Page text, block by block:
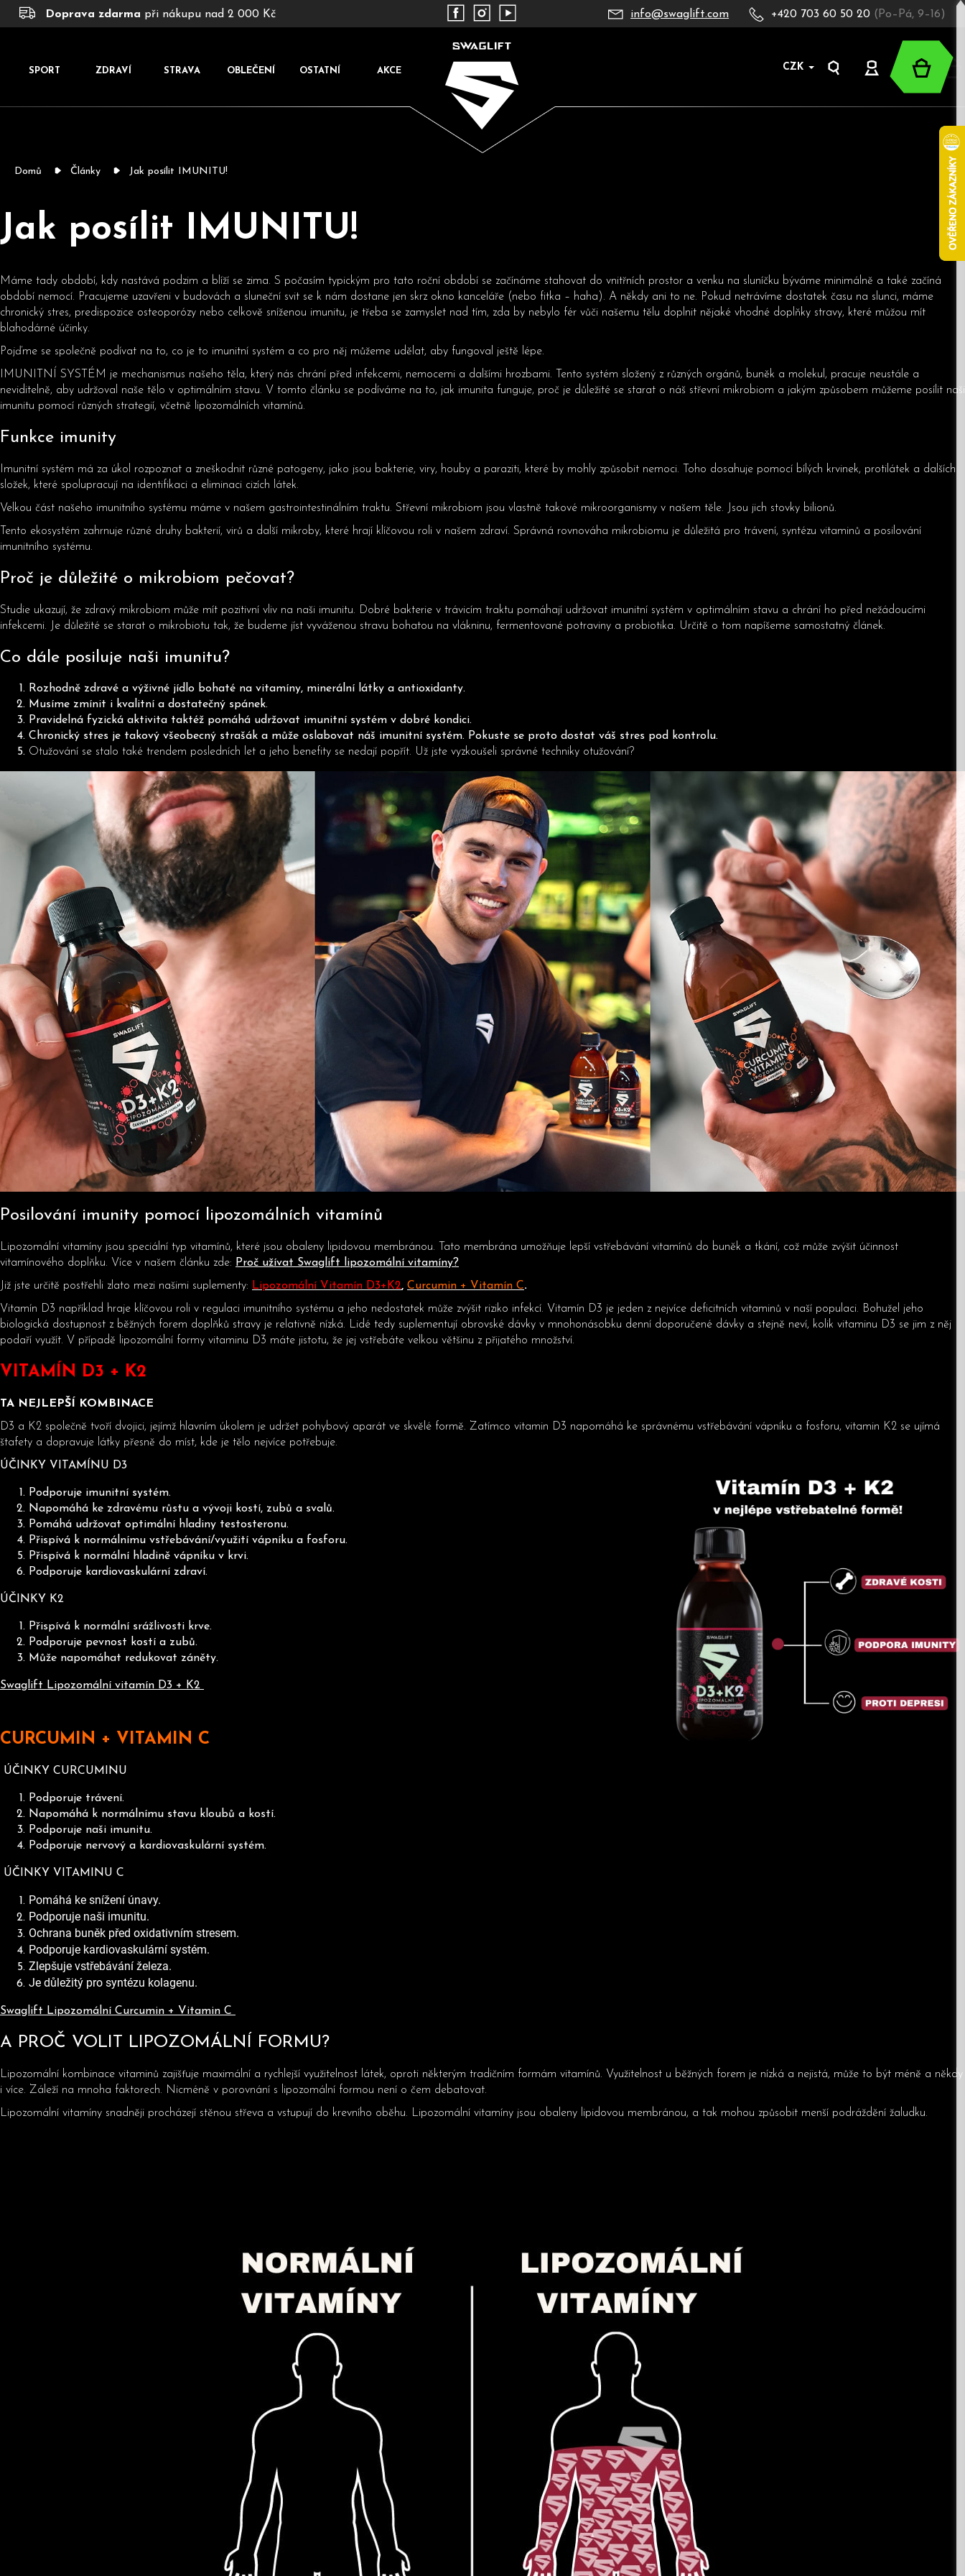
Přejít
Doprava zdarma při nákupu nad 2 000 Kč info@swaglift.com +420 703 60 50 20 (Po–Pá, 9–16)
SPORT ZDRAVÍ STRAVA OBLEČENÍ OSTATNÍ AKCE CZK
Hledat
Přihlášení
košík
Domů Články Jak posílit IMUNITU!
Jak posílit IMUNITU!
Máme tady období, kdy nastává podzim a blíží se zima. S počasím typickým pro tato roční období se začínáme stahovat do vnitřních prostor a venku na sluníčku býváme minimálně a také začíná
období nemocí. Pracujeme uzavřeni v budovách a sluneční svit se k nám dostane jen skrz okno kanceláře (nebo fitka – haha). A někdy ani to ne. Pokud netrávíme dostatek času na slunci, máme
chronický stres, predispozice osteoporózy nebo celkově sníženou imunitu, je třeba se zamyslet nad tím, zda by nebylo fér vůči našemu tělu doplnit nějaké vhodné doplňky stravy, které můžou mít
blahodárné účinky.
Pojďme se společně podívat na to, co je to imunitní systém a co pro něj můžeme udělat, aby fungoval ještě lépe.
IMUNITNÍ SYSTÉM je mechanismus našeho těla, který nás chrání před infekcemi, nemocemi a dalšími hrozbami. Tento systém složený z různých orgánů, buněk a molekul, pracuje neustále a
neviditelně, aby udržoval naše tělo v optimálním stavu. V tomto článku se podíváme na to, jak imunita funguje, proč je důležité se starat o náš střevní mikrobiom a jakým způsobem můžeme posílit naši
imunitu pomocí různých strategií, včetně lipozomálních vitamínů.
Funkce imunity
Imunitní systém má za úkol rozpoznat a zneškodnit různé patogeny, jako jsou bakterie, viry, houby a paraziti, které by mohly způsobit nemoci. Toho dosahuje pomocí bílých krvinek, protilátek a dalších
složek, které spolupracují na identifikaci a eliminaci cizích látek.
Velkou část našeho imunitního systému máme v našem gastrointestinálním traktu. Střevní mikrobiom jsou vlastně takové mikroorganismy v našem těle. Jsou jich stovky bilionů.
Tento ekosystém zahrnuje různé druhy bakterií, virů a další mikroby, které hrají klíčovou roli v našem zdraví. Správná rovnováha mikrobiomu je důležitá pro trávení, syntézu vitaminů a posilování
imunitního systému.
Proč je důležité o mikrobiom pečovat?
Studie ukazují, že zdravý mikrobiom může mít pozitivní vliv na naši imunitu. Dobré bakterie v trávicím traktu pomáhají udržovat imunitní systém v optimálním stavu a chrání ho před nežádoucími
infekcemi. Je důležité se starat o mikrobiotu tak, že budeme jíst vyváženou stravu bohatou na vlákninu, fermentované potraviny a probiotika. Určitě o tom napíšeme samostatný článek.
Co dále posiluje naši imunitu?
Rozhodně zdravé a výživné jídlo bohaté na vitamíny, minerální látky a antioxidanty.
Musíme zmínit i kvalitní a dostatečný spánek.
Pravidelná fyzická aktivita taktéž pomáhá udržovat imunitní systém v dobré kondici.
Chronický stres je takový všeobecný strašák a může oslabovat náš imunitní systém. Pokuste se proto dostat váš stres pod kontrolu.
Otužování se stalo také trendem posledních let a jeho benefity se nedají popřít. Už jste vyzkoušeli správné techniky otužování?
Posilování imunity pomocí lipozomálních vitamínů
Lipozomální vitamíny jsou speciální typ vitamínů, které jsou obaleny lipidovou membránou. Tato membrána umožňuje lepší vstřebávání vitamínů do buněk a tkání, což může zvýšit účinnost
vitamínového doplňku. Více v našem článku zde: Proč užívat Swaglift lipozomální vitamíny?
Již jste určitě postřehli zlato mezi našimi suplementy: Lipozomální Vitamín D3+K2, Curcumin + Vitamín C.
Vitamín D3 například hraje klíčovou roli v regulaci imunitního systému a jeho nedostatek může zvýšit riziko infekcí. Vitamín D3 je jeden z nejvíce deficitních vitaminů v naší populaci. Bohužel jeho
biologická dostupnost z běžných forem doplňků stravy je relativně nízká. Lidé tedy suplementují obrovské dávky v mnohonásobku denní doporučené dávky a stejně neví, kolik vitaminu D3 se jim z něj
podaří využít. V případě lipozomální formy vitaminu D3 máte jistotu, že jej vstřebáte velkou většinu z přijatého množství.
VITAMÍN D3 + K2
TA NEJLEPŠÍ KOMBINACE
D3 a K2 společně tvoří dvojici, jejímž hlavním úkolem je udržet pohybový aparát ve skvělé formě. Zatímco vitamin D3 napomáhá ke správnému vstřebávání vápníku a fosforu, vitamin K2 se ujímá
štafety a dopravuje látky přesně do míst, kde je tělo nejvíce potřebuje.
ÚČINKY VITAMÍNU D3
Podporuje imunitní systém.
Napomáhá ke zdravému růstu a vývoji kostí, zubů a svalů.
Pomáhá udržovat optimální hladiny testosteronu.
Přispívá k normálnímu vstřebávání/využití vápníku a fosforu.
Přispívá k normální hladině vápníku v krvi.
Podporuje kardiovaskulární zdraví.
ÚČINKY K2
Přispívá k normální srážlivosti krve.
Podporuje pevnost kostí a zubů.
Může napomáhat redukovat záněty.
Swaglift Lipozomální vitamín D3 + K2
CURCUMIN + VITAMIN C
ÚČINKY CURCUMINU
Podporuje trávení.
Napomáhá k normálnímu stavu kloubů a kostí.
Podporuje naši imunitu.
Podporuje nervový a kardiovaskulární systém.
ÚČINKY VITAMINU C
Pomáhá ke snížení únavy.
Podporuje naši imunitu.
Ochrana buněk před oxidativním stresem.
Podporuje kardiovaskulární systém.
Zlepšuje vstřebávání železa.
Je důležitý pro syntézu kolagenu.
Swaglift Lipozomální Curcumin + Vitamin C
A PROČ VOLIT LIPOZOMÁLNÍ FORMU?
Lipozomální kombinace vitaminů zajišťuje maximální a rychlejší využitelnost látek, oproti některým tradičním formám vitamínů. Využitelnost u běžných forem je nízká a nejistá, může to být méně a někdy
i více. Záleží na mnoha faktorech. Nicméně v porovnání s lipozomální formou není o čem debatovat.
Lipozomální vitamíny snadněji procházejí stěnou střeva a vstupují do krevního oběhu. Lipozomální vitamíny jsou obaleny lipidovou membránou, a tak mohou způsobit menší podráždění žaludku.
o
Co potřebujete najít?
Doporučujeme